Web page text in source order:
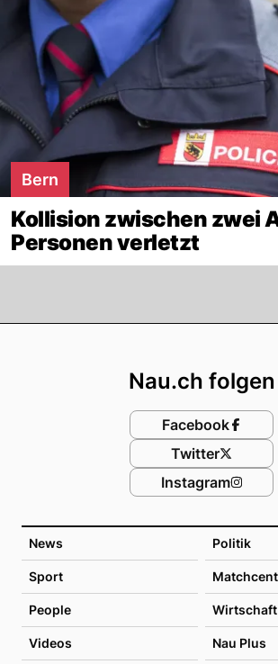
Bern
Kollision zwischen zwei
Personen verletzt
News Politik
Sport
People Wirtschaft
Videos Nau Plus
Nau.ch folgen
Facebook
Twitter
Instagram